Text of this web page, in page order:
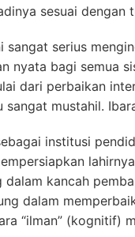
sesuai dengan
sangat serius
nyata bagi semua
dari perbaikan
sangat mustahil.
institusi
kancah
dalam
“ilman” (kognitif)